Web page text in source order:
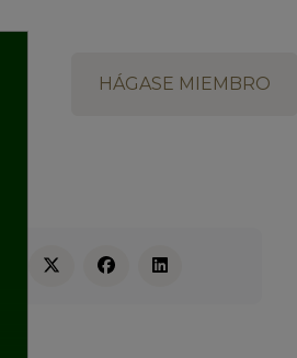
HÁGASE MIEMBRO